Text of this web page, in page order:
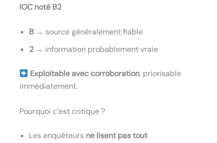
IOC noté B2
B → source généralement fiable
2 → information probablement vraie
Exploitable avec corroboration, priorisable
immédiatement.
Pourquoi c’est critique ?
Les enquêteurs ne lisent pas tout